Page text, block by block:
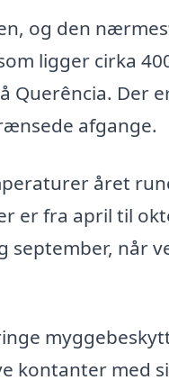
og den
ligger cirka
Querência. Der
afgange.
året
er fra april til
september, når
kontanter med